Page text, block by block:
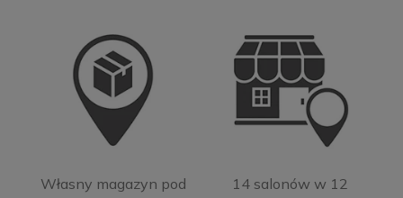
Własny magazyn pod
14 salonów w 12